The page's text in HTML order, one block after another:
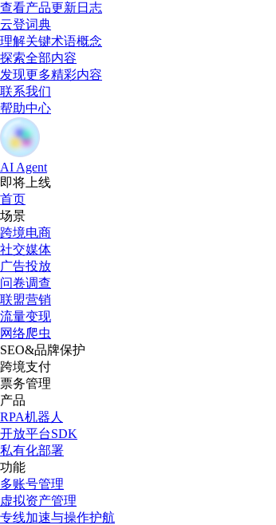
查看产品更新日志
云登词典
理解关键术语概念
探索全部内容
发现更多精彩内容
联系我们
帮助中心
AI Agent
即将上线
首页
场景
跨境电商
社交媒体
广告投放
问卷调查
联盟营销
流量变现
网络爬虫
SEO&品牌保护
跨境支付
票务管理
产品
RPA机器人
开放平台SDK
私有化部署
功能
多账号管理
虚拟资产管理
专线加速与操作护航